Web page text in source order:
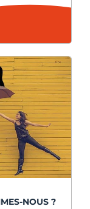
NOUS ?